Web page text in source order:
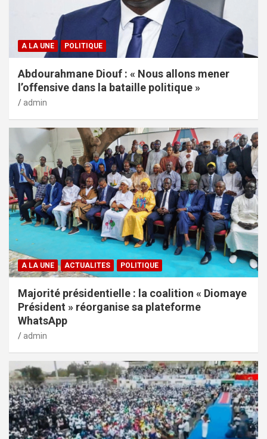
A LA UNE POLITIQUE
Abdourahmane Diouf : « Nous allons mener
l’offensive dans la bataille politique »
admin
A LA UNE ACTUALITES POLITIQUE
Majorité présidentielle : la coalition « Diomaye
Président » réorganise sa plateforme
WhatsApp
admin